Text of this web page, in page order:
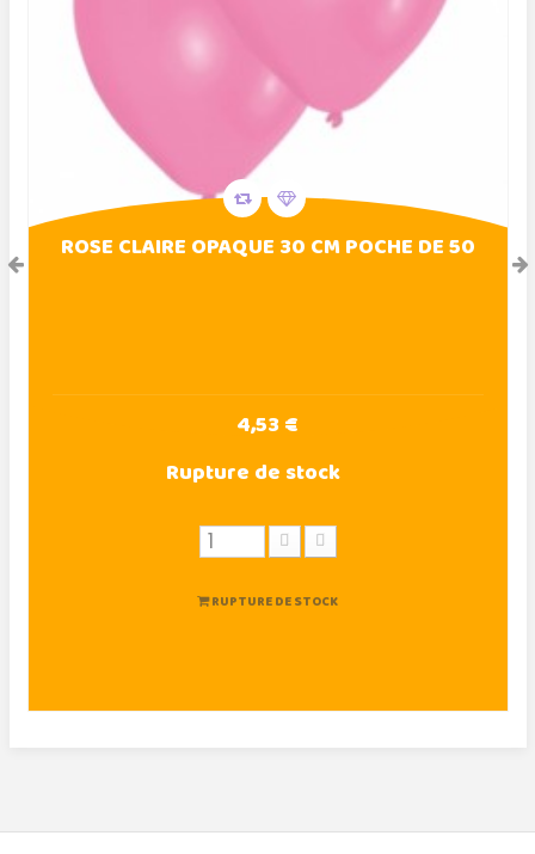
ROSE CLAIRE OPAQUE 30 CM POCHE DE 50
4,53 €
Rupture de stock
RUPTURE DE STOCK